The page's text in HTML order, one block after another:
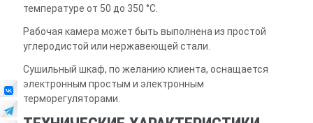
температуре от 50 до 350 °С.
Рабочая камера может быть выполнена из простой
углеродистой или нержавеющей стали.
Сушильный шкаф, по желанию клиента, оснащается
электронным простым и электронным
терморегуляторами.